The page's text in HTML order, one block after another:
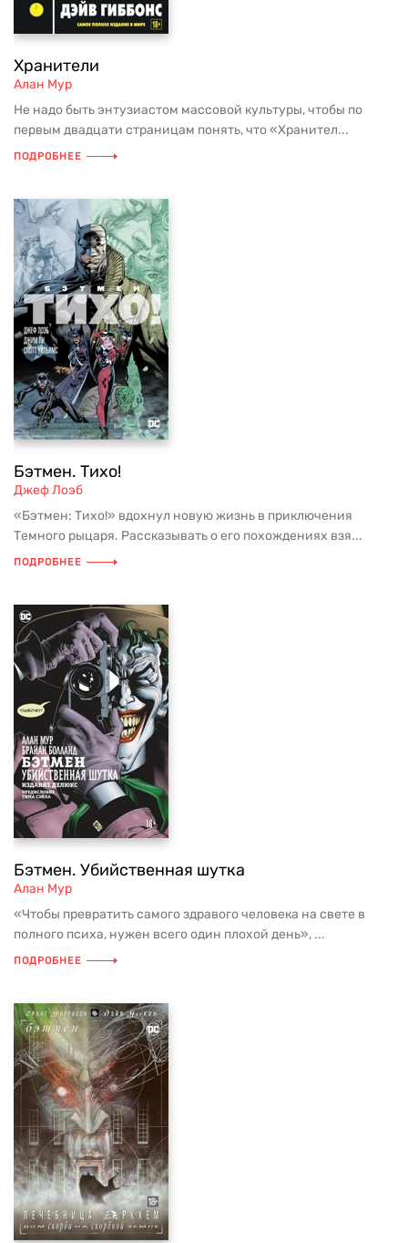
Хранители
Алан Мур
Не надо быть энтузиастом массовой культуры, чтобы по
первым двадцати страницам понять, что «Хранител...
ПОДРОБНЕЕ
Бэтмен. Тихо!
Джеф Лоэб
«Бэтмен: Тихо!» вдохнул новую жизнь в приключения
Темного рыцаря. Рассказывать о его похождениях взя...
ПОДРОБНЕЕ
Бэтмен. Убийственная шутка
Алан Мур
«Чтобы превратить самого здравого человека на свете в
полного психа, нужен всего один плохой день», ...
ПОДРОБНЕЕ